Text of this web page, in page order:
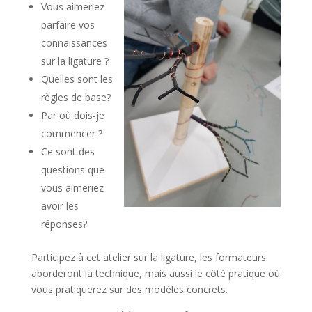
Vous aimeriez
parfaire vos
connaissances
sur la ligature ?
Quelles sont les
règles de base?
Par où dois-je
commencer ?
Ce sont des
questions que
vous aimeriez
avoir les
réponses?
Participez à cet atelier sur la ligature, les formateurs
aborderont la technique, mais aussi le côté pratique où
vous pratiquerez sur des modèles concrets.